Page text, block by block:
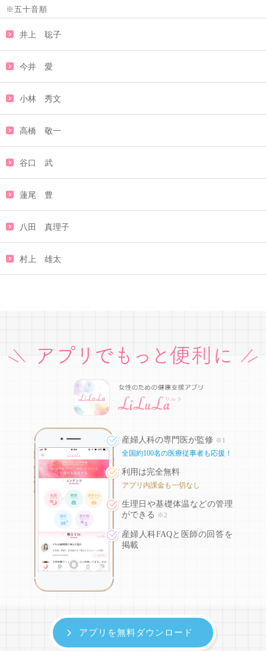
※五十音順
井上 聡子
今井 愛
小林 秀文
高橋 敬一
谷口 武
蓮尾 豊
八田 真理子
村上 雄太
産婦人科の専門医が監修 ※1
全国約100名の医療従事者も応援！
利用は完全無料
アプリ内課金も一切なし
生理日や基礎体温などの管理
ができる
※2
産婦人科FAQと医師の回答を
掲載
アプリを無料ダウンロード